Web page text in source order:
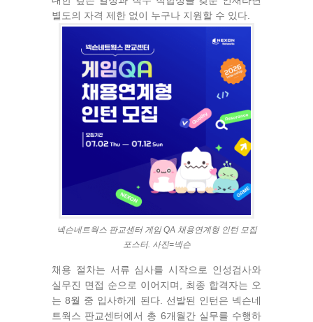
별도의 자격 제한 없이 누구나 지원할 수 있다.
넥슨네트웍스 판교센터 게임 QA 채용연계형 인턴 모집
포스터. 사진=넥슨
채용 절차는 서류 심사를 시작으로 인성검사와
실무진 면접 순으로 이어지며, 최종 합격자는 오
는 8월 중 입사하게 된다. 선발된 인턴은 넥슨네
트웍스 판교센터에서 총 6개월간 실무를 수행하